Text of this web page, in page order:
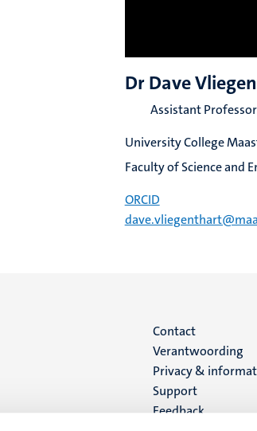
Dr Dave
Assistant Professor
University College
Faculty of Science and
ORCID
Menu
footer
(NL)
Contact
Verantwoording
Privacy &
Support
Feedback